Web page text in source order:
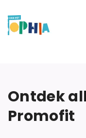
Ontdek
Promofit